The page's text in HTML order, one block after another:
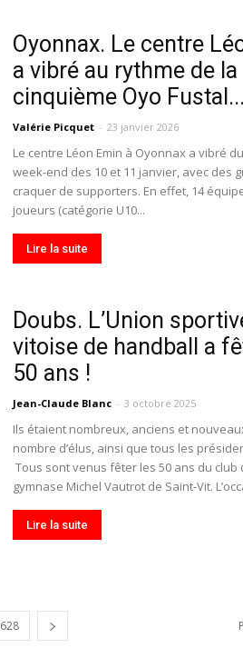
Oyonnax. Le centre
a vibré au rythme de la
cinquième Oyo Fustal...
Valérie Picquet - 23 janvier 2026
Le centre Léon Emin à Oyonnax a vibré
week-end des 10 et 11 janvier, avec des
craquer de supporters. En effet, 14
joueurs (catégorie U10...
Lire la suite
Doubs. L’Union
vitoise de handball a
50 ans !
Jean-Claude Blanc - 3 octobre 2025
Ils étaient nombreux, anciens et
nombre d’élus, ainsi que tous les
Tous sont venus fêter les 50 ans du club
gymnase Michel Vautrot de Saint-Vit.
Lire la suite
628